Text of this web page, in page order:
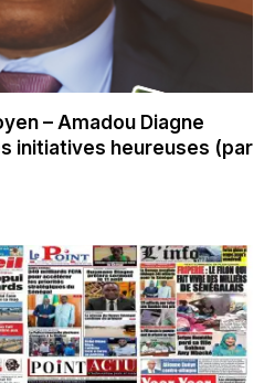
– Amadou Diagne
initiatives heureuses (par